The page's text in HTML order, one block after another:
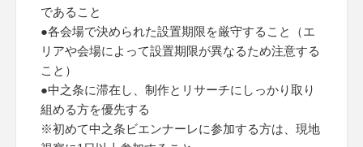
であること
●各会場で決められた設置期限を厳守すること（エ
リアや会場によって設置期限が異なるため注意する
こと）
●中之条に滞在し、制作とリサーチにしっかり取り
組める方を優先する
※初めて中之条ビエンナーレに参加する方は、現地